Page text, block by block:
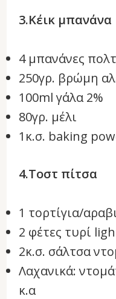
3.Κέικ μπανάνα
4 μπανάνες
250γρ. βρώμη
100ml γάλα 2%
80γρ. μέλι
1κ.σ. baking
4.Τοστ πίτσα
1 τορτίγια/
2 φέτες τυρί
2κ.σ. σάλτσα
Λαχανικά:
κ.α